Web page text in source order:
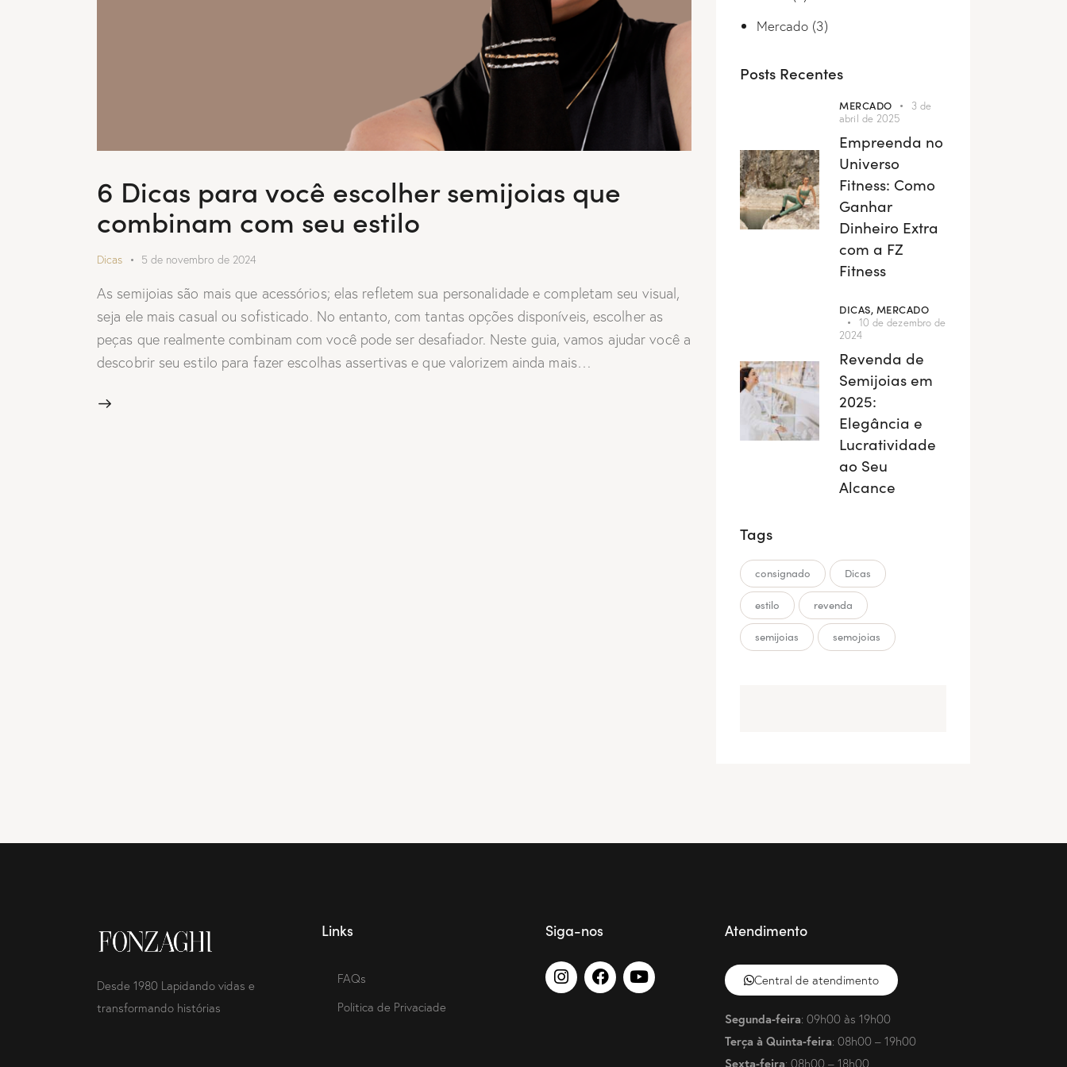
6 Dicas para você escolher semijoias que
combinam com seu estilo
Dicas 5 de novembro de 2024
As semijoias são mais que acessórios; elas refletem sua personalidade e completam seu visual,
seja ele mais casual ou sofisticado. No entanto, com tantas opções disponíveis, escolher as
peças que realmente combinam com você pode ser desafiador. Neste guia, vamos ajudar você a
descobrir seu estilo para fazer escolhas assertivas e que valorizem ainda mais…
Mercado (3)
Posts Recentes
MERCADO
3 de
abril de 2025
Empreenda no
Universo
Fitness: Como
Ganhar
Dinheiro Extra
com a FZ
Fitness
DICAS, MERCADO
10 de dezembro de
2024
Revenda de
Semijoias em
2025:
Elegância e
Lucratividade
ao Seu
Alcance
Tags
consignado Dicas
estilo revenda
semijoias semojoias
Desde 1980 Lapidando vidas e
transformando histórias
Links
FAQs
Politica de Privaciade
Siga-nos Atendimento
Central de atendimento
Segunda-feira: 09h00 às 19h00
Terça à Quinta-feira: 08h00 – 19h00
Sexta-feira: 08h00 – 18h00